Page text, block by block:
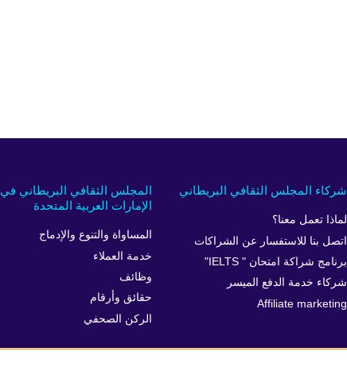
المجلس الثقافي البريطاني في
الإمارات العربية المتحدة
المساواة والتنوع والإدماج
خدمة العملاء
وظائف
حقائق وأرقام
الركن الصحفي
شركاء المجلس الثقافي البريطاني
لماذا تعمل معنا؟
اتصل بنا للاستفسار عن الشراكات
برنامج شراكة امتحان " IELTS"
شركاء خدمة الدفع الميسر
Affiliate marketing